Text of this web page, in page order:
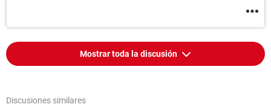
Mostrar toda la discusión
Discusiones similares